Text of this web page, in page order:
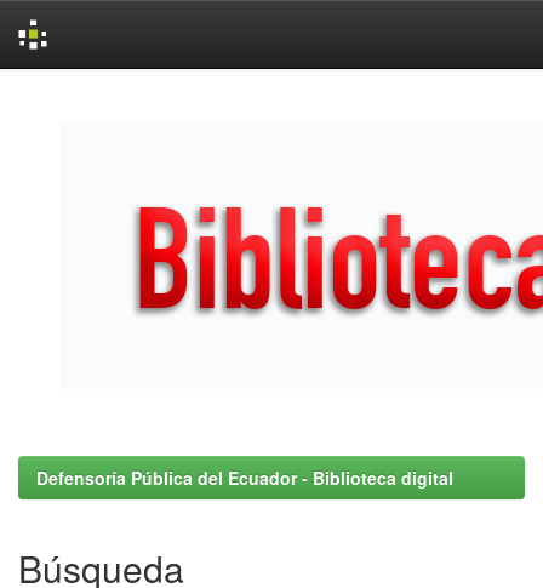
Defensoría Pública del Ecuador - Biblioteca digital
Búsqueda